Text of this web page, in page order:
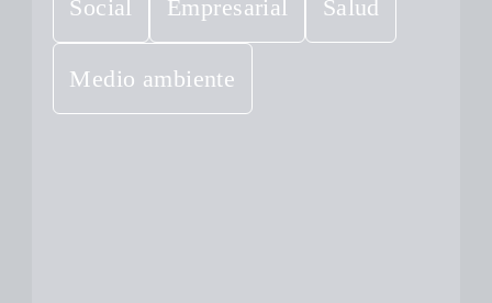
Social Empresarial Salud
Medio ambiente